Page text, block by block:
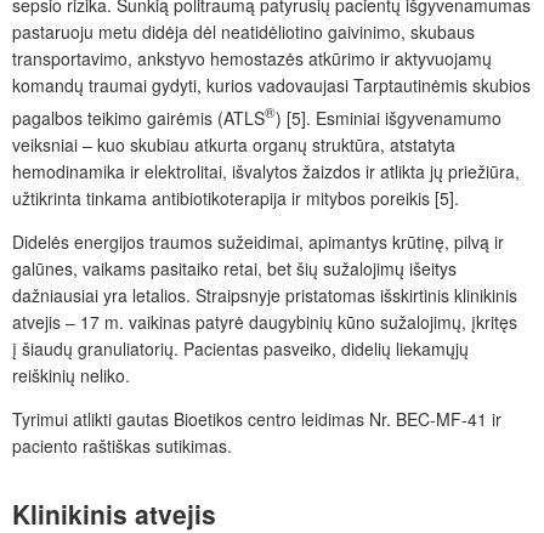
sepsio rizika. Sunkią politraumą patyrusių pacientų išgyvenamumas
pastaruoju metu didėja dėl neatidėliotino gaivinimo, skubaus
transportavimo, ankstyvo hemostazės atkūrimo ir aktyvuojamų
komandų traumai gydyti, kurios vadovaujasi Tarptautinėmis skubios
pagalbos teikimo gairėmis (ATLS®) [5]. Esminiai išgyvenamumo
veiksniai – kuo skubiau atkurta organų struktūra, atstatyta
hemodinamika ir elektrolitai, išvalytos žaizdos ir atlikta jų priežiūra,
užtikrinta tinkama antibiotikoterapija ir mitybos poreikis [5].
Didelės energijos traumos sužeidimai, apimantys krūtinę, pilvą ir
galūnes, vaikams pasitaiko retai, bet šių sužalojimų išeitys
dažniausiai yra letalios. Straipsnyje pristatomas išskirtinis klinikinis
atvejis – 17 m. vaikinas patyrė daugybinių kūno sužalojimų, įkritęs
į šiaudų granuliatorių. Pacientas pasveiko, didelių liekamųjų
reiškinių neliko.
Tyrimui atlikti gautas Bioetikos centro leidimas Nr. BEC-MF-41 ir
paciento raštiškas sutikimas.
Klinikinis atvejis